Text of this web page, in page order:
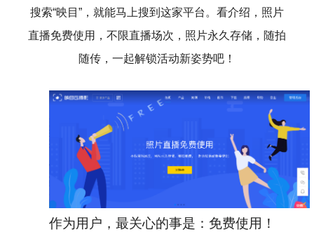
搜索“映目”，就能马上搜到这家平台。看介绍，照片
直播免费使用，不限直播场次，照片永久存储，随拍
随传，一起解锁活动新姿势吧！
作为用户，最关心的事是：免费使用！